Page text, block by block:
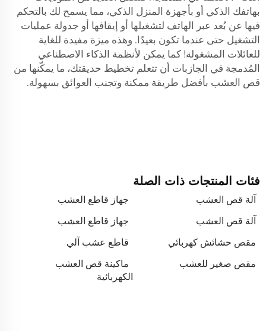
بهاتفك الذكي أو بأجهزة المنزل الذكي، مما يسمح لك بالتحكم
فيها عن بُعد عبر الهاتف لتشغيلها أو إيقافها أو جدولة عمليات
التشغيل حتى عندما تكون بعيدًا. وهذه ميزة مفيدة للغاية
للعائلات المشغولة! كما يمكن لأنظمة الذكاء الاصطناعي
المُدمجة في الجازبات أن تتعلم تخطيط حديقتك، ما يمكّنها من
قص العشب بأفضل طريقة ممكنة وتجنب العوائق بسهولة.
فئات المنتجات ذات الصلة
آلة قص العشب
جهاز قاطع العشب
آلة قص العشب
جهاز قاطع العشب
مقص حشائش كهربائي
قاطع عشب آلي
مقص صغير للعشب
ماكينة قص العشب
الكهربائية